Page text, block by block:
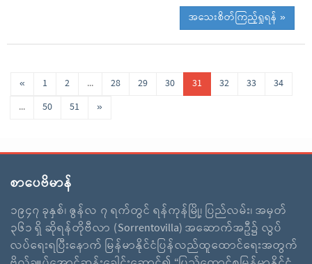
အသေးစိတ်ကြည့်ရှုရန် »
« 1 2 ... 28 29 30 31 32 33
34
...
50 51 »
စာပေဗိမာန်
၁၉၄၇ ခုနှစ်၊ ဇွန်လ ၇ ရက်တွင် ရန်ကုန်မြို့၊ ပြည်လမ်း၊ အမှတ်
၃၆၁ ရှိ ဆိုရန်တိုဗီလာ (Sorrentovilla) အဆောက်အဦ၌ လွပ်
လပ်ရေးရပြီးနောက် မြန်မာနိုင်ငံပြန်လည်ထူထောင်ရေးအတွက်